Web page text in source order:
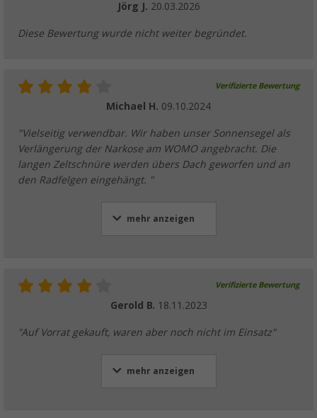
Böden, 10er-Pack
ab13,99 €UVP15,99 €
Böden, 5er-Pack
(1)
8,99€UVP10,99 €
20,99 €
Berger LitePeg Sechskant Zelthering 19
Jörg J. 20.03.2026
Diese Bewertung wurde nicht weiter begründet.
Verifizierte Bewertung
Michael H. 09.10.2024
"Vielseitig verwendbar. Wir haben unser Sonnensegel als
Verlängerung der Narkose am WOMO angebracht. Die
langen Zeltschnüre werden übers Dach geworfen und an
den Radfelgen eingehängt. "
mehr anzeigen
Verifizierte Bewertung
Gerold B. 18.11.2023
"Auf Vorrat gekauft, waren aber noch nicht im Einsatz"
mehr anzeigen